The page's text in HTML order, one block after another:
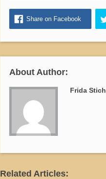
Share on Facebook
About Author:
Frida Stich
Related Articles: